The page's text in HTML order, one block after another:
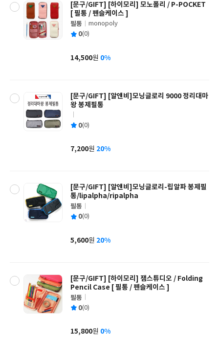
[문구/GIFT] [하이모리] 모노폴리 / P-POCKET
[ 필통 / 펜슬케이스 ]
글
쓴
필통
출
사
monopoly
평 0(0)
가
14,500원 0%
[문구/GIFT] [알앤비]모닝글로리 9000 정리대마
왕 봉제필통
글
쓴
출
사
평 0(0)
가
7,200원 20%
[문구/GIFT] [알앤비]모닝글로리-립알파 봉제필
통/lipalpha/ripalpha
글
쓴
필통
출
사
평 0(0)
가
5,600원 20%
[문구/GIFT] [하이모리] 잼스튜디오 / Folding
Pencil Case [ 필통 / 펜슬케이스 ]
글
쓴
필통
출
사
평 0(0)
가
15,800원 0%